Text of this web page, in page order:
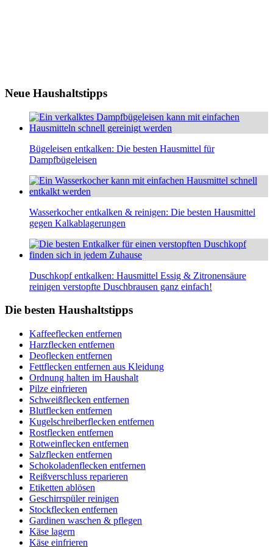
Neue Haushaltstipps
Bügeleisen entkalken: Die besten Hausmittel für
Dampfbügeleisen
Wasserkocher entkalken & reinigen: Die besten Hausmittel
gegen Kalkablagerungen
Duschkopf entkalken: Hausmittel Essig & Zitronensäure
reinigen verstopfte Duschbrausen ganz einfach!
Die besten Haushaltstipps
Kaffeeflecken entfernen
Harzflecken entfernen
Deoflecken entfernen
Fettflecken entfernen aus Kleidung
Ordnung halten im Haushalt
Pilze einfrieren
Schweißflecken entfernen
Blutflecken entfernen
Kugelschreiberflecken entfernen
Rostflecken entfernen
Rotweinflecken entfernen
Salzflecken entfernen
Schokoladenflecken entfernen
Reißverschluss reparieren
Etiketten ablösen
Geschirrspüler reinigen
Stockflecken entfernen
Gardinen waschen & pflegen
Käse lagern
Käse einfrieren